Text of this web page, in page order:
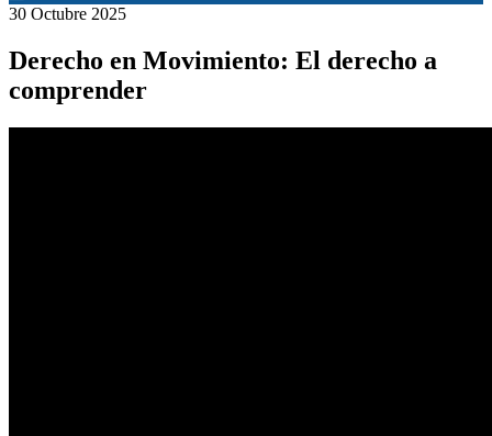
30 Octubre 2025
Derecho en Movimiento: El derecho a
comprender